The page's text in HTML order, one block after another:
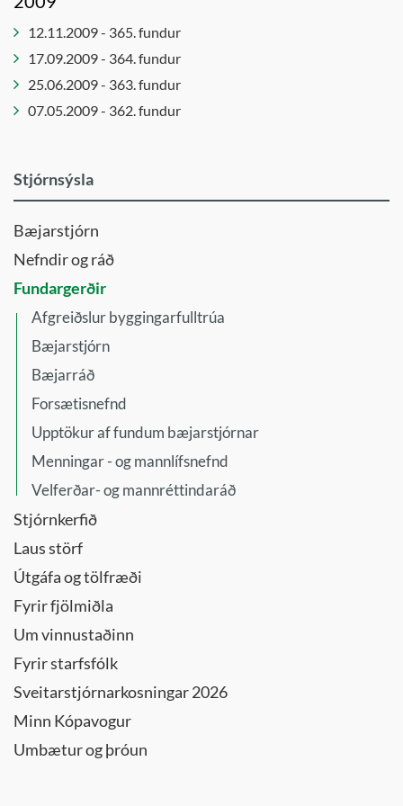
og
mannréttindaráð
Leikskólanefnd
Lýðheilsu-
Menningar
- og
Menntaráð
Skipulags-
og
umhverfisráð
Velferðar-
mannréttindaráð
Félagsmálaráð
Forvarna-
og
Húsnæðisnefnd
Innkauparáð
Íþrótta- og
tómstundaráð
Íþróttaráð
og
mannréttindanefnd
Jafnréttisnefnd
Kjaranefnd
Lista- og
Menningar-
og
þróunarráð
Sérafgreiðslur
Sérnefnd
vegna
tilflutnings
málefna
Skipulagsnefnd
Skipulagsráð
Skólanefnd
12.11.2009 - 365. fundur
17.09.2009 - 364. fundur
25.06.2009 - 363. fundur
07.05.2009 - 362. fundur
Stjórnsýsla
Bæjarstjórn
Nefndir og ráð
Fundargerðir
Afgreiðslur byggingarfulltrúa
Bæjarstjórn
Bæjarráð
Forsætisnefnd
Upptökur af fundum bæjarstjórnar
Menningar - og mannlífsnefnd
Velferðar- og mannréttindaráð
Stjórnkerfið
Laus störf
Útgáfa og tölfræði
Fyrir fjölmiðla
Um vinnustaðinn
Fyrir starfsfólk
Sveitarstjórnarkosningar 2026
Minn Kópavogur
Umbætur og þróun